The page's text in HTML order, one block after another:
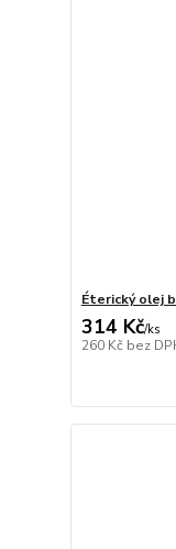
Éterický olej
314 Kč/ks
260 Kč bez